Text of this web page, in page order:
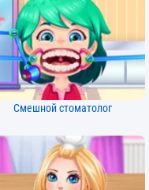
Смешной стоматолог